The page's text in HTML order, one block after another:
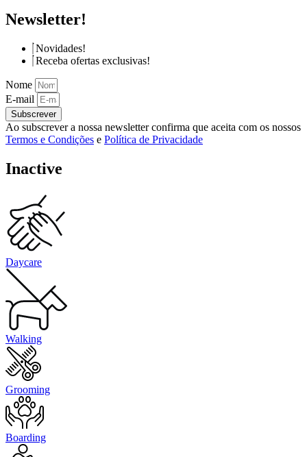
Newsletter!
Novidades!
Receba ofertas exclusivas!
Nome
E-mail
Subscrever
Ao subscrever a nossa newsletter confirma que aceita com os nossos
Termos e Condições e Política de Privacidade
Inactive
Daycare
Walking
Grooming
Boarding